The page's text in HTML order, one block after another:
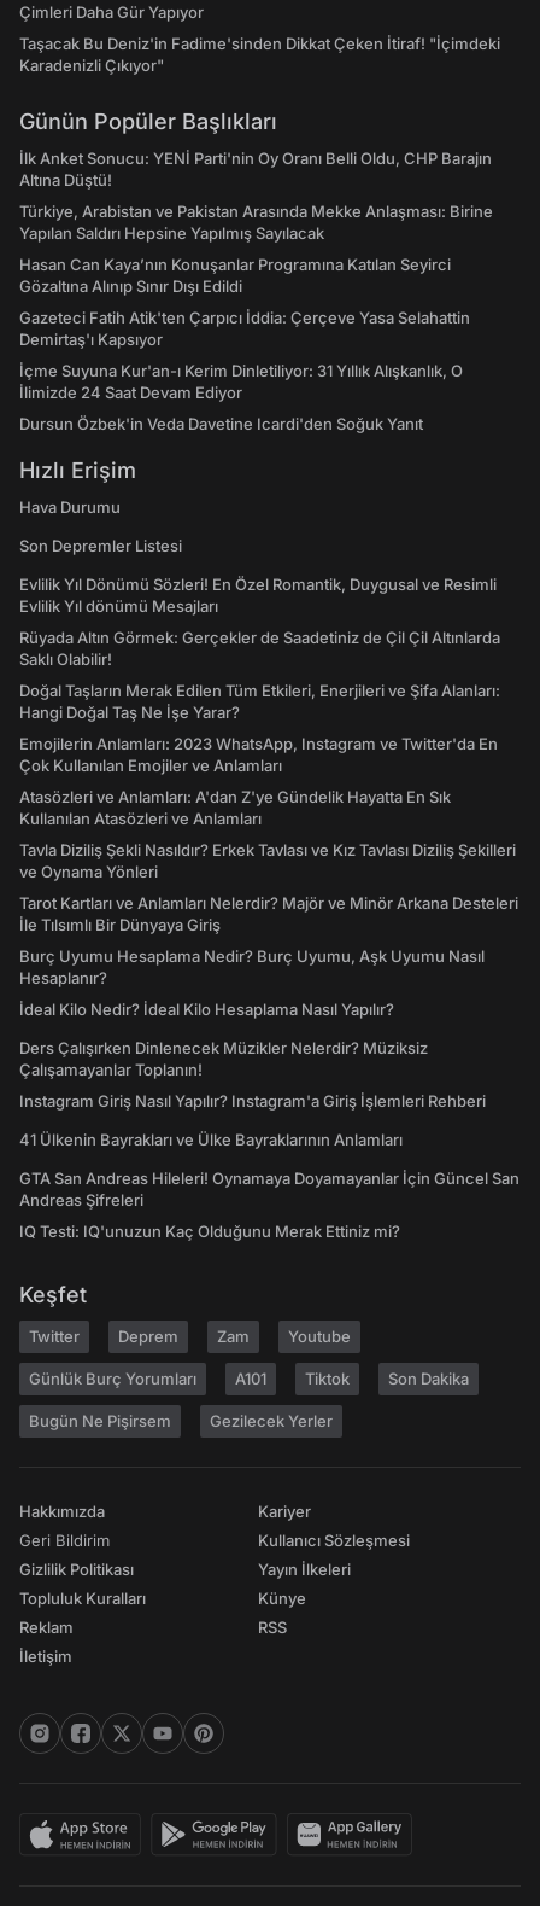
Çimleri Daha Gür Yapıyor
Taşacak Bu Deniz'in Fadime'sinden Dikkat Çeken İtiraf! "İçimdeki
Karadenizli Çıkıyor"
Günün Popüler Başlıkları
İlk Anket Sonucu: YENİ Parti'nin Oy Oranı Belli Oldu, CHP Barajın
Altına Düştü!
Türkiye, Arabistan ve Pakistan Arasında Mekke Anlaşması: Birine
Yapılan Saldırı Hepsine Yapılmış Sayılacak
Hasan Can Kaya’nın Konuşanlar Programına Katılan Seyirci
Gözaltına Alınıp Sınır Dışı Edildi
Gazeteci Fatih Atik'ten Çarpıcı İddia: Çerçeve Yasa Selahattin
Demirtaş'ı Kapsıyor
İçme Suyuna Kur'an-ı Kerim Dinletiliyor: 31 Yıllık Alışkanlık, O
İlimizde 24 Saat Devam Ediyor
Dursun Özbek'in Veda Davetine Icardi'den Soğuk Yanıt
Hızlı Erişim
Hava Durumu
Son Depremler Listesi
Evlilik Yıl Dönümü Sözleri! En Özel Romantik, Duygusal ve Resimli
Evlilik Yıl dönümü Mesajları
Rüyada Altın Görmek: Gerçekler de Saadetiniz de Çil Çil Altınlarda
Saklı Olabilir!
Doğal Taşların Merak Edilen Tüm Etkileri, Enerjileri ve Şifa Alanları:
Hangi Doğal Taş Ne İşe Yarar?
Emojilerin Anlamları: 2023 WhatsApp, Instagram ve Twitter'da En
Çok Kullanılan Emojiler ve Anlamları
Atasözleri ve Anlamları: A'dan Z'ye Gündelik Hayatta En Sık
Kullanılan Atasözleri ve Anlamları
Tavla Diziliş Şekli Nasıldır? Erkek Tavlası ve Kız Tavlası Diziliş Şekilleri
ve Oynama Yönleri
Tarot Kartları ve Anlamları Nelerdir? Majör ve Minör Arkana Desteleri
İle Tılsımlı Bir Dünyaya Giriş
Burç Uyumu Hesaplama Nedir? Burç Uyumu, Aşk Uyumu Nasıl
Hesaplanır?
İdeal Kilo Nedir? İdeal Kilo Hesaplama Nasıl Yapılır?
Ders Çalışırken Dinlenecek Müzikler Nelerdir? Müziksiz
Çalışamayanlar Toplanın!
Instagram Giriş Nasıl Yapılır? Instagram'a Giriş İşlemleri Rehberi
41 Ülkenin Bayrakları ve Ülke Bayraklarının Anlamları
GTA San Andreas Hileleri! Oynamaya Doyamayanlar İçin Güncel San
Andreas Şifreleri
IQ Testi: IQ'unuzun Kaç Olduğunu Merak Ettiniz mi?
Keşfet
Twitter Deprem Zam Youtube
Günlük Burç Yorumları A101 Tiktok Son Dakika
Bugün Ne Pişirsem Gezilecek Yerler
Hakkımızda
Geri Bildirim
Gizlilik Politikası
Topluluk Kuralları
Reklam
İletişim
Kariyer
Kullanıcı Sözleşmesi
Yayın İlkeleri
Künye
RSS